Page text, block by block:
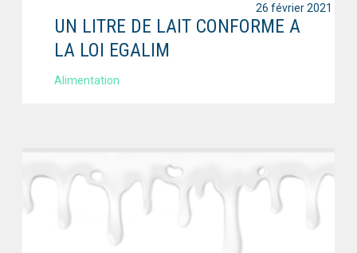
UN LITRE DE LAIT CONFORME A
LA LOI EGALIM
Alimentation
26 février 2021